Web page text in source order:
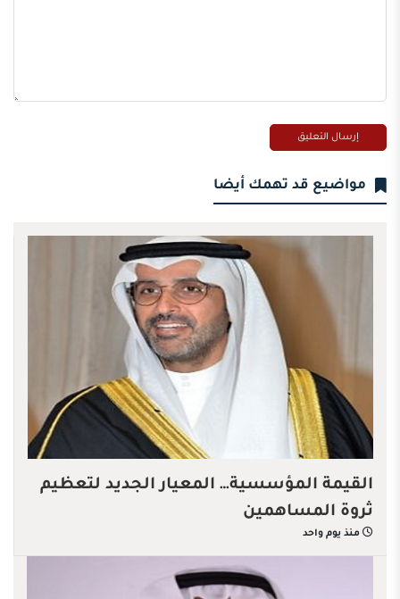
مواضيع قد تهمك أيضا
القيمة المؤسسية… المعيار الجديد لتعظيم
ثروة المساهمين
منذ يوم واحد